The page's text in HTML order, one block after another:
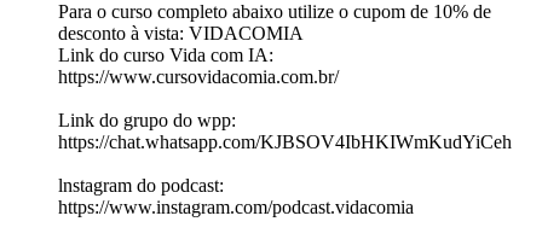
Para o curso completo abaixo utilize o cupom de 10% de
desconto à vista: VIDACOMIA
Link do curso Vida com IA:
https://www.cursovidacomia.com.br/
Link do grupo do wpp:
⁠https://chat.whatsapp.com/KJBSOV4IbHKIWmKudYiCeh
lnstagram do podcast:
⁠https://www.instagram.com/podcast.vidacomia